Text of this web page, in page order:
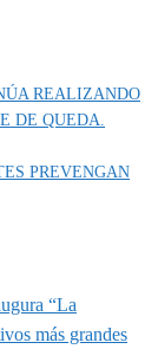
REALIZANDO
DE QUEDA.
PREVENGAN
“La
más grandes